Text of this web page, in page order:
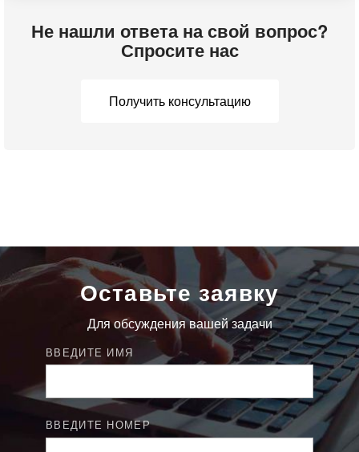
Не нашли ответа на свой вопрос?
Спросите нас
Получить консультацию
Оставьте заявку
Для обсуждения вашей задачи
ВВЕДИТЕ ИМЯ
ВВЕДИТЕ НОМЕР